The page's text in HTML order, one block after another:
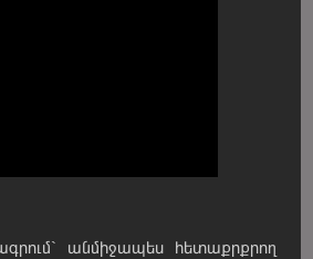
անմիջապես հետաքրքրող